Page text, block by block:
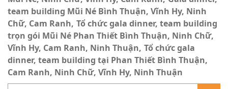
team building Mũi Né Bình Thuận, Vĩnh Hy, Ninh
Chữ, Cam Ranh Tổ chức gala dinner, team building
trọn gói Mũi Né Phan Thiết Bình Thuận, Ninh Chữ,
Vĩnh Hy, Cam Ranh, Ninh Thuận Tổ chức gala
dinner, team building tại Phan Thiết Bình Thuận,
Cam Ranh, Ninh Chữ, Vĩnh Hy, Ninh Thuận